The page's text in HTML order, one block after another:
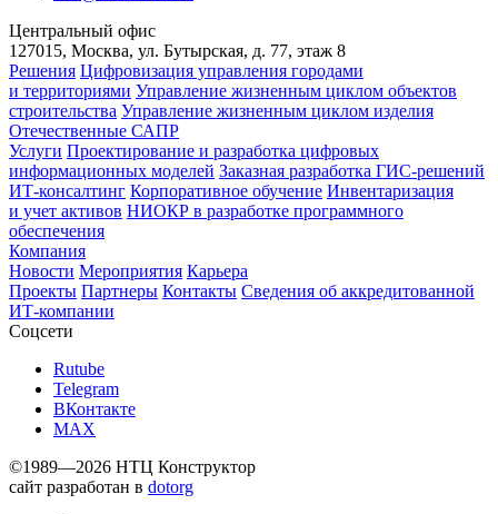
Центральный офис
127015, Москва, ул. Бутырская, д. 77, этаж 8
Решения Цифровизация управления городами
и территориями Управление жизненным циклом объектов
строительства Управление жизненным циклом изделия
Отечественные САПР
Услуги Проектирование и разработка цифровых
информационных моделей Заказная разработка ГИС‑решений
ИТ-консалтинг Корпоративное обучение Инвентаризация
и учет активов НИОКР в разработке программного
обеспечения
Компания
Новости Мероприятия Карьера
Проекты Партнеры Контакты Сведения об аккредитованной
ИТ-компании
Соцсети
Rutube
Telegram
ВКонтакте
MAX
©1989—2026 НТЦ Конструктор
сайт разработан в dotorg